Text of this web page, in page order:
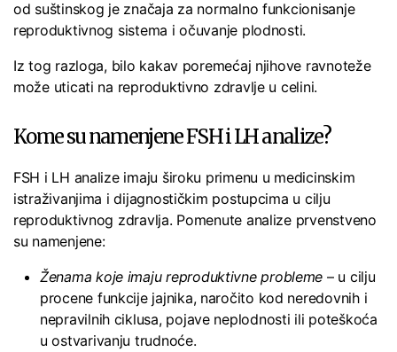
od suštinskog je značaja za normalno funkcionisanje
reproduktivnog sistema i očuvanje plodnosti.
Iz tog razloga, bilo kakav poremećaj njihove ravnoteže
može uticati na reproduktivno zdravlje u celini.
Kome su namenjene FSH i LH analize?
FSH i LH analize imaju široku primenu u medicinskim
istraživanjima i dijagnostičkim postupcima u cilju
reproduktivnog zdravlja. Pomenute analize prvenstveno
su namenjene:
Ženama koje imaju reproduktivne probleme – u cilju
procene funkcije jajnika, naročito kod neredovnih i
nepravilnih ciklusa, pojave neplodnosti ili poteškoća
u ostvarivanju trudnoće.